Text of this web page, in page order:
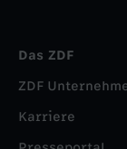
Das ZDF
ZDF
Karriere